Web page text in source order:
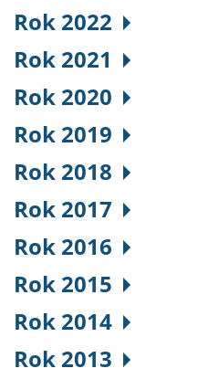
Rok 2022
Rok 2021
Rok 2020
Rok 2019
Rok 2018
Rok 2017
Rok 2016
Rok 2015
Rok 2014
Rok 2013